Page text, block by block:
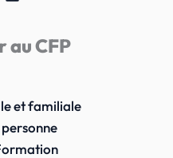
au CFP
et familiale